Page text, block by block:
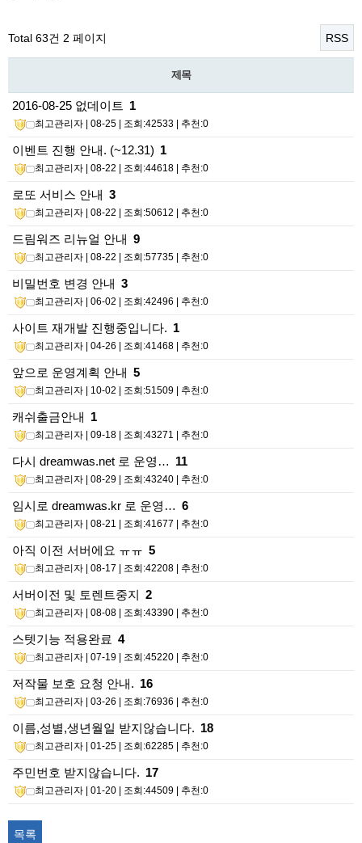
Total 63건 2 페이지 RSS
제목
2016-08-25 없데이트 1
최고관리자 | 08-25 | 조회:42533 | 추천:0
이벤트 진행 안내. (~12.31) 1
최고관리자 | 08-22 | 조회:44618 | 추천:0
로또 서비스 안내 3
최고관리자 | 08-22 | 조회:50612 | 추천:0
드림워즈 리뉴얼 안내 9
최고관리자 | 08-22 | 조회:57735 | 추천:0
비밀번호 변경 안내 3
최고관리자 | 06-02 | 조회:42496 | 추천:0
사이트 재개발 진행중입니다. 1
최고관리자 | 04-26 | 조회:41468 | 추천:0
앞으로 운영계획 안내 5
최고관리자 | 10-02 | 조회:51509 | 추천:0
캐쉬출금안내 1
최고관리자 | 09-18 | 조회:43271 | 추천:0
다시 dreamwas.net 로 운영… 11
최고관리자 | 08-29 | 조회:43240 | 추천:0
임시로 dreamwas.kr 로 운영… 6
최고관리자 | 08-21 | 조회:41677 | 추천:0
아직 이전 서버에요 ㅠㅠ 5
최고관리자 | 08-17 | 조회:42208 | 추천:0
서버이전 및 토렌트중지 2
최고관리자 | 08-08 | 조회:43390 | 추천:0
스텟기능 적용완료 4
최고관리자 | 07-19 | 조회:45220 | 추천:0
저작물 보호 요청 안내. 16
최고관리자 | 03-26 | 조회:76936 | 추천:0
이름,성별,생년월일 받지않습니다. 18
최고관리자 | 01-25 | 조회:62285 | 추천:0
주민번호 받지않습니다. 17
최고관리자 | 01-20 | 조회:44509 | 추천:0
목록